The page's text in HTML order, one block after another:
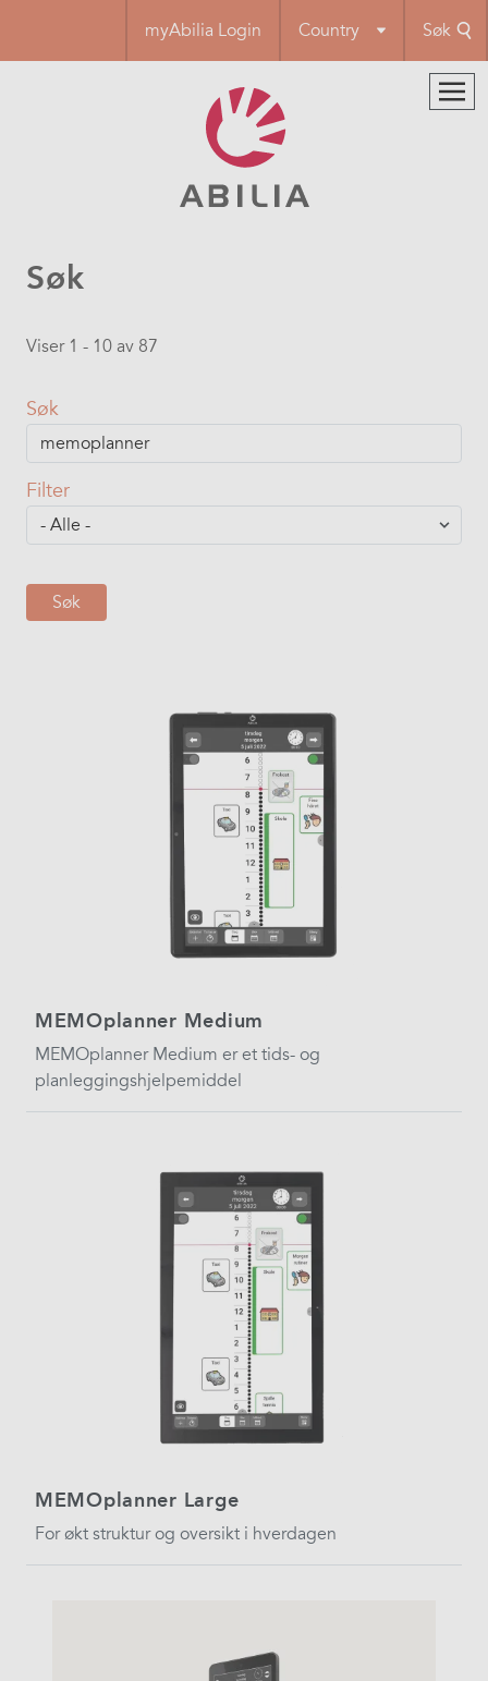
hovedinnhold
myAbilia Login Country Søk
Søk
Viser 1 - 10 av 87
Søk
Filter
MEMOplanner Medium
MEMOplanner Medium er et tids- og
planleggingshjelpemiddel
MEMOplanner Large
For økt struktur og oversikt i hverdagen